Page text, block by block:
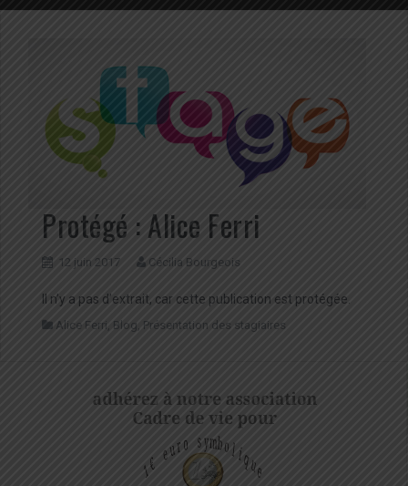
Protégé : Alice Ferri
12 juin 2017 Cécilia Bourgeois
Il n’y a pas d’extrait, car cette publication est protégée.
Alice Ferri , Blog , Présentation des stagiaires